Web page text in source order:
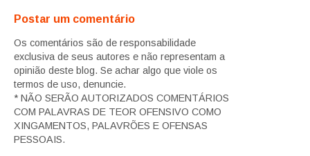
Postar um comentário
Os comentários são de responsabilidade
exclusiva de seus autores e não representam a
opinião deste blog. Se achar algo que viole os
termos de uso, denuncie.
* NÃO SERÃO AUTORIZADOS COMENTÁRIOS
COM PALAVRAS DE TEOR OFENSIVO COMO
XINGAMENTOS, PALAVRÕES E OFENSAS
PESSOAIS.